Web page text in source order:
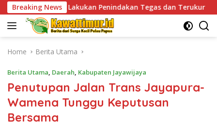
Skip
to
content
Breaking News
Penindakan Tegas dan Terukur Tingkatkan
Home Berita Utama
Berita Utama, Daerah, Kabupaten Jayawijaya
Penutupan Jalan Trans Jayapura-
Wamena Tunggu Keputusan
Bersama